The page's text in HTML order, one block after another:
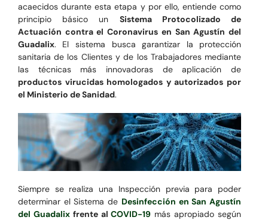
acaecidos durante esta etapa y por ello, entiende como
principio básico un Sistema Protocolizado de
Actuación contra el Coronavirus en San Agustín del
Guadalix. El sistema busca garantizar la protección
sanitaria de los Clientes y de los Trabajadores mediante
las técnicas más innovadoras de aplicación de
productos virucidas homologados y autorizados por
el Ministerio de Sanidad.
Siempre se realiza una Inspección previa para poder
determinar el Sistema de Desinfección en San Agustín
del Guadalixfrente alCOVID-19 más apropiado según